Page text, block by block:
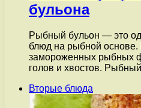
бульона
Рыбный бульон — это
блюд на рыбной основе.
замороженных рыбных
голов и хвостов.
Вторые блюда